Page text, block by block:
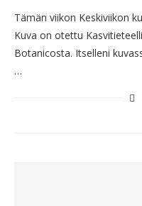
Tämän viikon Keskiviikon
Kuva on otettu
Botanicosta. Itselleni
…